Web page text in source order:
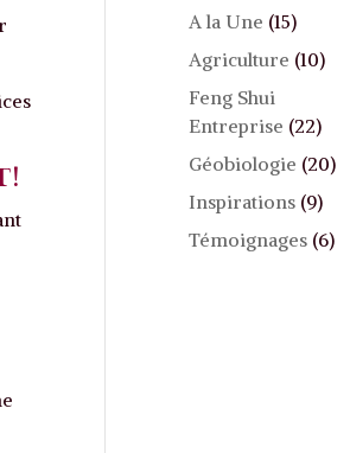
A la Une (15)
Agriculture (10)
Feng Shui
Entreprise (22)
Géobiologie (20)
Inspirations (9)
Témoignages (6)